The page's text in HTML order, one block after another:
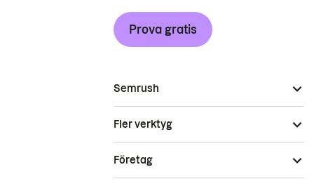
Prova gratis
Semrush
Fler verktyg
Företag